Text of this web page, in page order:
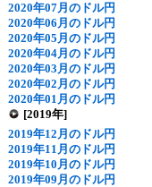
2020年07月のドル円
2020年06月のドル円
2020年05月のドル円
2020年04月のドル円
2020年03月のドル円
2020年02月のドル円
2020年01月のドル円
[2019年]
2019年12月のドル円
2019年11月のドル円
2019年10月のドル円
2019年09月のドル円